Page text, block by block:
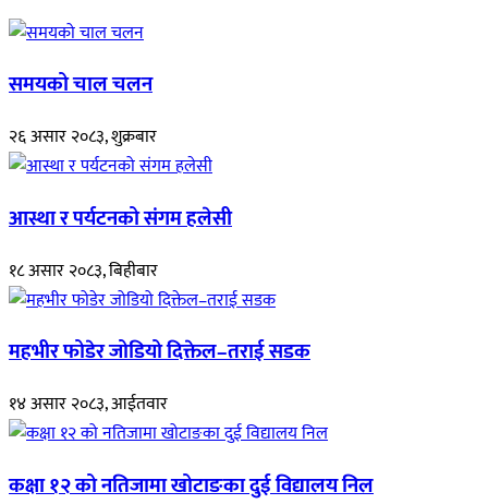
समयको चाल चलन
२६ असार २०८३, शुक्रबार
आस्था र पर्यटनको संगम हलेसी
१८ असार २०८३, बिहीबार
महभीर फोडेर जोडियो दिक्तेल–तराई सडक
१४ असार २०८३, आईतवार
कक्षा १२ को नतिजामा खोटाङका दुई विद्यालय निल